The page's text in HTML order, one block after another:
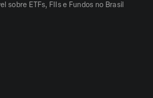
sobre ETFs, FIIs e Fundos no Brasil